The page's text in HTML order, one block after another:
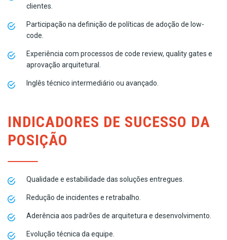
clientes.
Participação na definição de políticas de adoção de low-
code.
Experiência com processos de code review, quality gates e
aprovação arquitetural.
Inglês técnico intermediário ou avançado.
INDICADORES DE SUCESSO DA
POSIÇÃO
Qualidade e estabilidade das soluções entregues.
Redução de incidentes e retrabalho.
Aderência aos padrões de arquitetura e desenvolvimento.
Evolução técnica da equipe.